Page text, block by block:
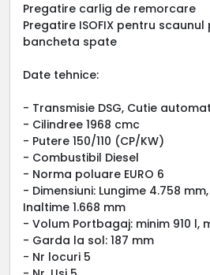
Pregatire carlig de remorcare
Pregatire ISOFIX pentru
bancheta spate
Date tehnice:
- Transmisie DSG, Cutie
- Cilindree 1968 cmc
- Putere 150/110 (CP/KW)
- Combustibil Diesel
- Norma poluare EURO 6
- Dimensiuni: Lungime 4.758
Inaltime 1.668 mm
- Volum Portbagaj: minim 910 l,
- Garda la sol: 187 mm
- Nr locuri 5